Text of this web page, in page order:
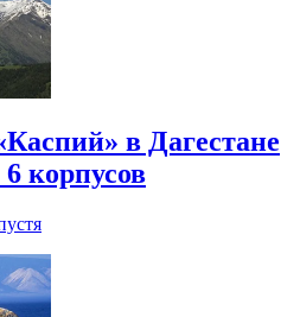
в Дагестане
корпусов